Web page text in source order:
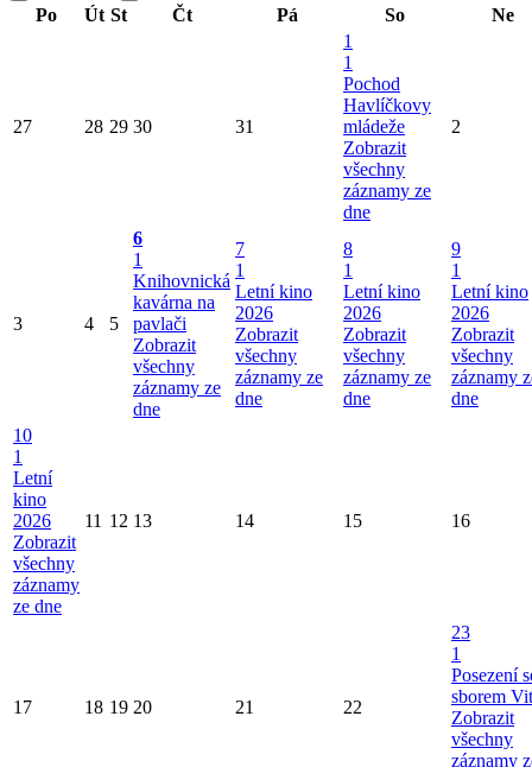
Po
Út St Čt Pá So Ne
27 28 29 30 31
1
1
Pochod
Havlíčkovy
mládeže
Zobrazit
všechny
záznamy ze
dne
2
3 4 5
6
1
Knihovnická
kavárna na
pavlači
Zobrazit
všechny
záznamy ze
dne
7
1
Letní kino
2026
Zobrazit
všechny
záznamy ze
dne
8
1
Letní kino
2026
Zobrazit
všechny
záznamy ze
dne
9
1
Letní kino
2026
Zobrazit
všechny
záznamy
dne
10
1
Letní
kino
2026
Zobrazit
všechny
záznamy
ze dne
11 12 13 14 15 16
17 18 19 20 21 22
23
1
Posezení
sborem
Zobrazit
všechny
záznamy